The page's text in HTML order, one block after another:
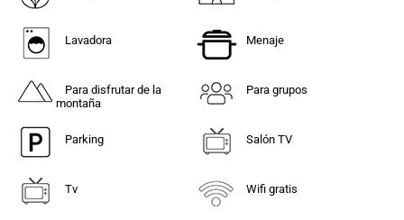
Lavadora Menaje
Para disfrutar de la
montaña
Para grupos
Parking Salón TV
Tv Wifi gratis